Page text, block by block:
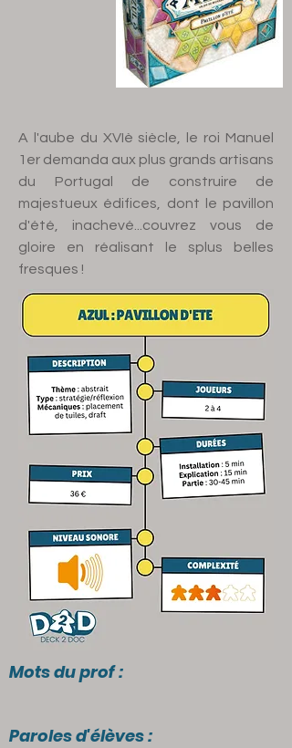
A l'aube du XVIè siècle, le roi Manuel
1er demanda aux plus grands artisans
du Portugal de construire de
majestueux édifices, dont le pavillon
d'été, inachevé...couvrez vous de
gloire en réalisant le splus belles
fresques !
Mots du prof :
Paroles d'élèves :